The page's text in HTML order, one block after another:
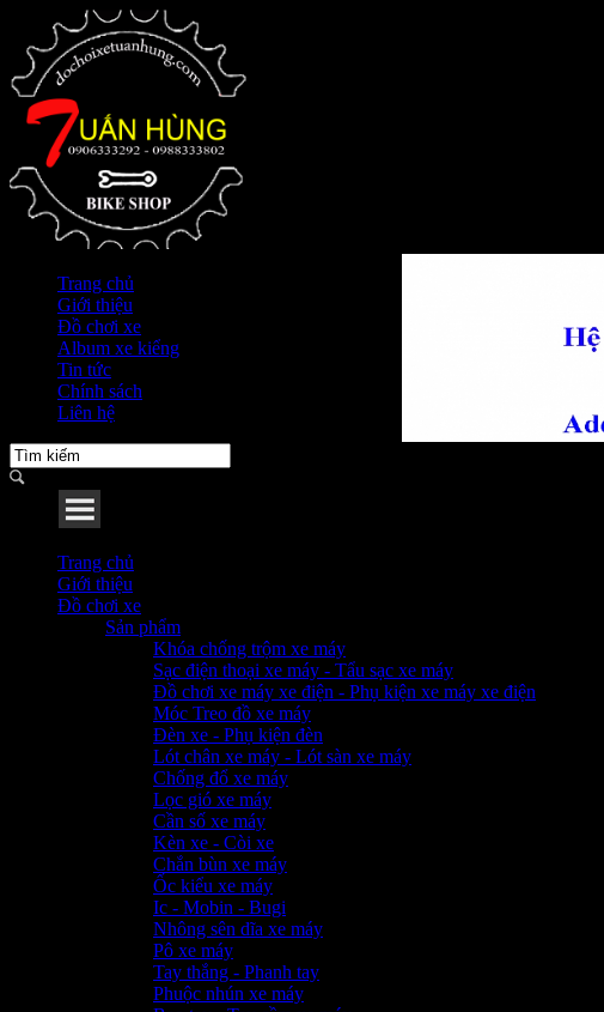
Trang chủ
Giới thiệu
Đồ chơi xe
Album xe kiểng
Tin tức
Chính sách
Liên hệ
Trang chủ
Giới thiệu
Đồ chơi xe
Sản phẩm
Khóa chống trộm xe máy
Sạc điện thoại xe máy - Tẩu sạc xe máy
Đồ chơi xe máy xe điện - Phụ kiện xe máy xe điện
Móc Treo đồ xe máy
Đèn xe - Phụ kiện đèn
Lót chân xe máy - Lót sàn xe máy
Chống đổ xe máy
Lọc gió xe máy
Cần số xe máy
Kèn xe - Còi xe
Chắn bùn xe máy
Ốc kiểu xe máy
Ic - Mobin - Bugi
Nhông sên dĩa xe máy
Pô xe máy
Tay thắng - Phanh tay
Phuộc nhún xe máy